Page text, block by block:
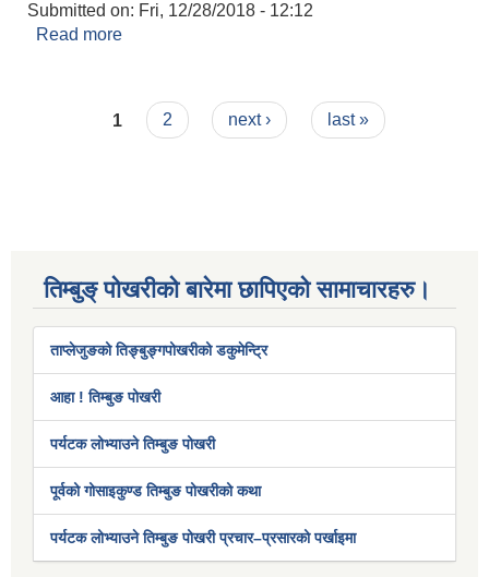
Submitted on: Fri, 12/28/2018 - 12:12
Read more
Pages
1 2 next › last »
तिम्बुङ् पोखरीको बारेमा छापिएको सामाचारहरु।
ताप्लेजुङको तिङ्बुङ्गपोखरीको डकुमेन्ट्रि
आहा ! तिम्बुङ पोखरी
पर्यटक लोभ्याउने तिम्बुङ पोखरी
पूर्वको गोसाइकुण्ड तिम्बुङ पोखरीको कथा
पर्यटक लोभ्याउने तिम्बुङ पोखरी प्रचार–प्रसारको पर्खाइमा